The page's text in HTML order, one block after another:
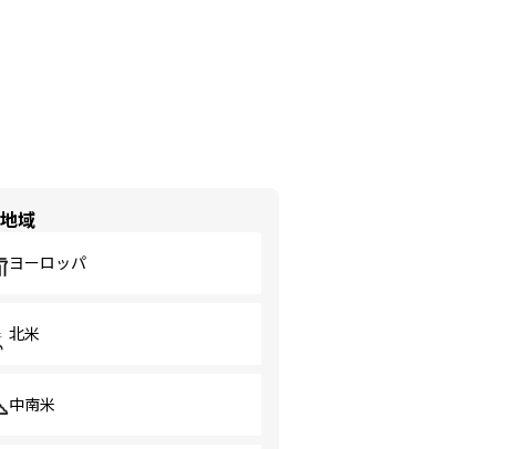
域
ヨーロッパ
北米
中南米